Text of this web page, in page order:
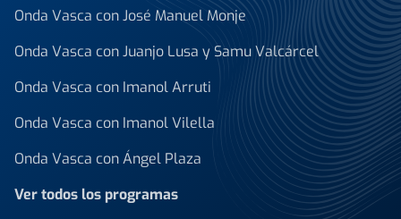
Onda Vasca con José Manuel Monje
Onda Vasca con Juanjo Lusa y Samu Valcárcel
Onda Vasca con Imanol Arruti
Onda Vasca con Imanol Vilella
Onda Vasca con Ángel Plaza
Ver todos los programas